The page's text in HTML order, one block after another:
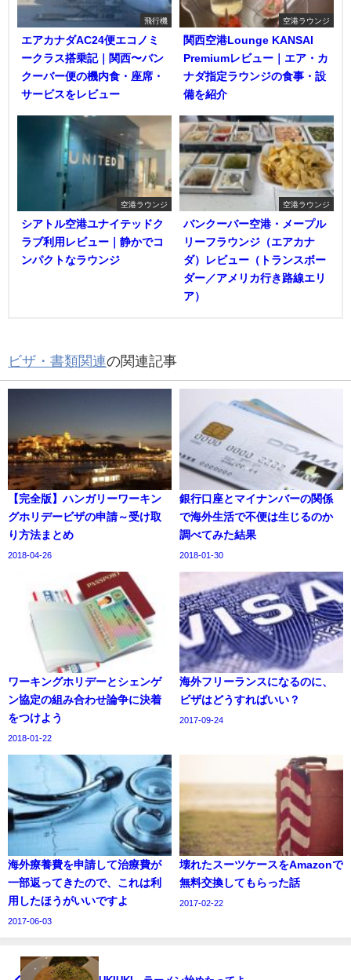
飛行機
エアカナダAC24便エコノミ
ークラス搭乗記｜関西〜バン
クーバー便の機内食・座席・
サービスをレビュー
空港ラウンジ
関西空港Lounge KANSAI
Premiumレビュー｜エア・カ
ナダ指定ラウンジの食事・設
備を紹介
空港ラウンジ
シアトル空港ユナイテッドク
ラブ利用レビュー｜静かでコ
ンパクトなラウンジ
空港ラウンジ
バンクーバー空港・メープル
リーフラウンジ（エアカナ
ダ）レビュー（トランスボー
ダー／アメリカ行き路線エリ
ア）
ビザ・書類関連の関連記事
【完全版】ハンガリーワーキン
グホリデービザの申請～受け取
り方法まとめ
2018-04-26
銀行口座とマイナンバーの関係
で海外生活で不便は生じるのか
調べてみた結果
2018-01-30
ワーキングホリデーとシェンゲ
ン協定の組み合わせ論争に決着
をつけよう
2018-01-22
海外フリーランスになるのに、
ビザはどうすればいい？
2017-09-24
海外療養費を申請して治療費が
一部返ってきたので、これは利
用したほうがいいですよ
2017-06-03
壊れたスーツケースをAmazonで
無料交換してもらった話
2017-02-22